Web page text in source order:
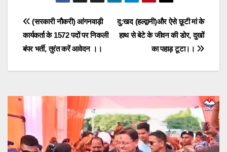
Post
navigation
दु:खद (हल्द्वानी)और ऐसे छूटी मां के
हाथ से बेटे के जीवन की डोर, दुखों
का पहाड़ टूटा।।
(सरकारी नौकरी) आंगनवाड़ी
कार्यकर्ता के 1572 पदों पर निकली
बंपर भर्ती, तुरंत करें आवेदन ।।